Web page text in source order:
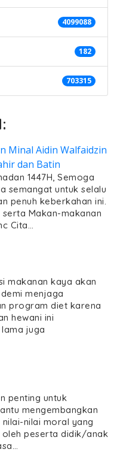
4099088
182
703315
1447H, Semoga
semangat untuk selalu
penuh keberkahan ini.
Makan-makanan
Cita…
makanan kaya akan
menjaga
program diet karena
hewani ini
juga
penting untuk
mengembangkan
nilai moral yang
peserta didik/anak